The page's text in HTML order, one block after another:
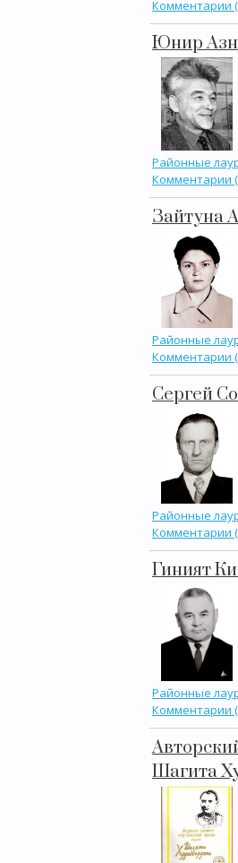
Комментарии
Юнир
Районные
Комментарии
Зайтуна
Районные
Комментарии
Сергей
Районные
Комментарии
Гиният
Районные
Комментарии
Шагита